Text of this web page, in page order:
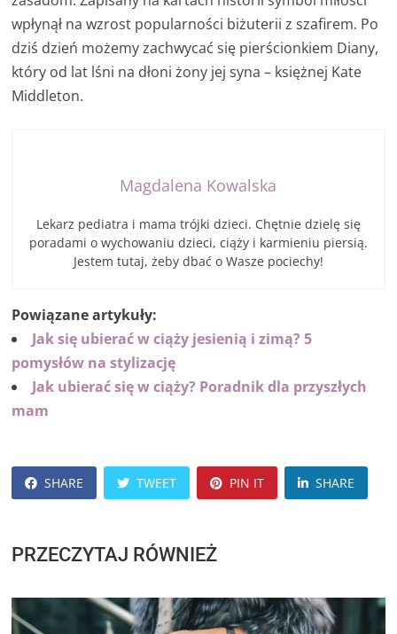
wpłynął na wzrost popularności biżuterii z szafirem. Po
dziś dzień możemy zachwycać się pierścionkiem Diany,
który od lat lśni na dłoni żony jej syna – księżnej Kate
Middleton.
Magdalena Kowalska
Lekarz pediatra i mama trójki dzieci. Chętnie dzielę się
poradami o wychowaniu dzieci, ciąży i karmieniu piersią.
Jestem tutaj, żeby dbać o Wasze pociechy!
Powiązane artykuły:
Jak się ubierać w ciąży jesienią i zimą? 5
pomysłów na stylizację
Jak ubierać się w ciąży? Poradnik dla przyszłych
mam
SHARE TWEET PIN IT SHARE
PRZECZYTAJ RÓWNIEŻ